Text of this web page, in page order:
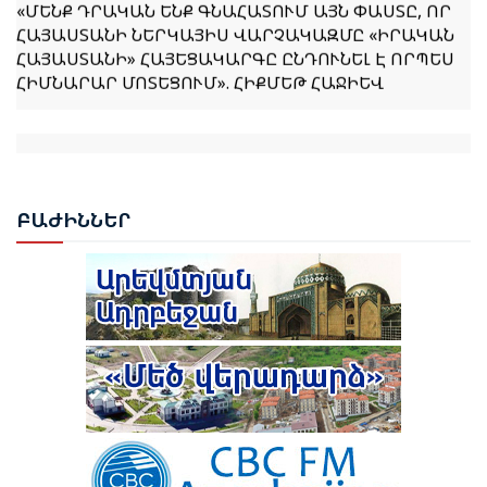
ՀԱՅԱՍՏԱՆԻ ՆԵՐԿԱՅԻՍ ՎԱՐՉԱԿԱԶՄԸ «ԻՐԱԿԱՆ
ՀԱՅԱՍՏԱՆԻ» ՀԱՅԵՑԱԿԱՐԳԸ ԸՆԴՈՒՆԵԼ Է ՈՐՊԵՍ
ՀԻՄՆԱՐԱՐ ՄՈՏԵՑՈՒՄ». ՀԻՔՄԵԹ ՀԱՋԻԵՎ
ՆԱԽԱԳԱՀ ՎԱՀԱԳՆ ԽԱՉԱՏՈՒՐՅԱՆԸ ՍՏՈՐԱԳՐԵՑ
ՆԻԿՈԼ ՓԱՇԻՆՅԱՆԻՆ ՎԱՐՉԱՊԵՏ ՆՇԱՆԱԿԵԼՈՒ
ՄԱՍԻՆ ՀՐԱՄԱՆԱԳԻՐԸ
ԻԼՀԱՄ ԱԼԻԵՎ. ԿԵՆՏՐՈՆԱԿԱՆ ԱՍԻԱՅԻ ԵՐԿՐՆԵՐԻ
ՀԵՏ ՀԱՐԱԲԵՐՈՒԹՅՈՒՆՆԵՐԸ ԱԴՐԲԵՋԱՆԻ
ԱՐՏԱՔԻՆ ՔԱՂԱՔԱԿԱՆՈՒԹՅԱՆ ՀԻՄՆԱԿԱՆ
ԱՌԱՋՆԱՀԵՐԹՈՒԹՅՈՒՆՆԵՐԻՑ ՄԵԿՆ ԵՆ
ԲԱԺԻՆՆԵՐ